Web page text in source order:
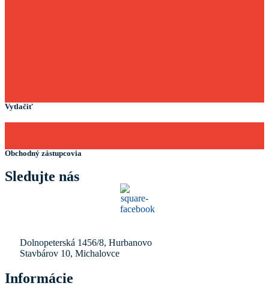
Vytlačiť
Obchodný zástupcovia
Sledujte nás
Dolnopeterská 1456/8, Hurbanovo
Stavbárov 10, Michalovce
Informácie